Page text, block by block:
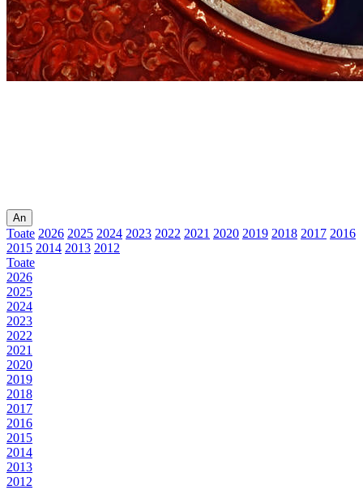
An
Toate 2026 2025 2024 2023 2022 2021 2020 2019 2018 2017 2016
2015 2014 2013 2012
Toate
2026
2025
2024
2023
2022
2021
2020
2019
2018
2017
2016
2015
2014
2013
2012